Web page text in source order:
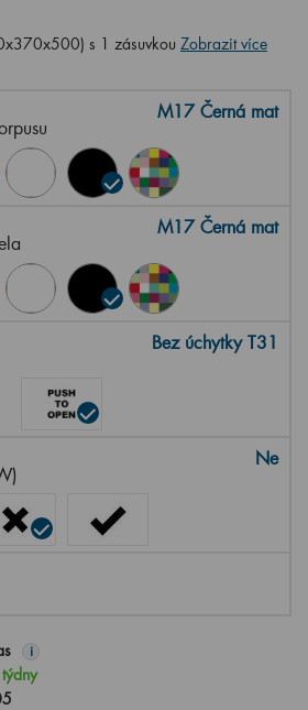
s 1 zásuvkou Zobrazit více
M17 Černá mat
M17 Černá mat
Bez úchytky T31
Ne
i